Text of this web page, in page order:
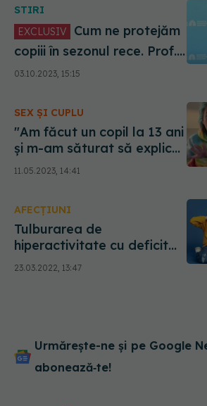
moderni
STIRI
EXCLUSIV
copiii în sezonul rece. Prof.
Roxana Nemeș, la DC
Medical, DC News și Părinți
03.10.2023, 15:15
SEX ȘI CUPLU
"Am făcut un copil la 13 ani
și m-am săturat să explic
de ce". Povestea fetei e
virală: M-a lăsat gravidă și
de noi. Nu deveni mamă în
adolescență!
11.05.2023, 14:41
AFECȚIUNI
Tulburarea de
hiperactivitate cu deficit
de atenție (ADHD), ce este
și cum se manifestă
23.03.2022, 13:47
Urmărește-ne și pe Google
abonează‑te!